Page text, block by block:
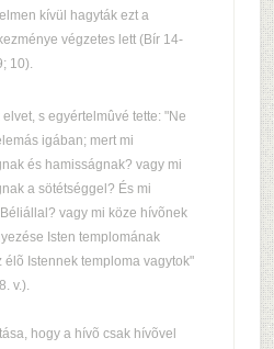
kívül hagyták ezt a
végzetes lett (Bír 14-
10).
s egyértelmûvé tette: "Ne
igában; mert mi
és hamisságnak? vagy mi
a sötétséggel? És mi
vagy mi köze hívõnek
Isten templomának
élõ Istennek temploma vagytok"
v.).
hogy a hívõ csak hívõvel